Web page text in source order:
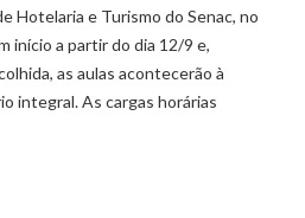
Hotelaria e Turismo do Senac, no
início a partir do dia 12/9 e,
as aulas acontecerão à
integral. As cargas horárias